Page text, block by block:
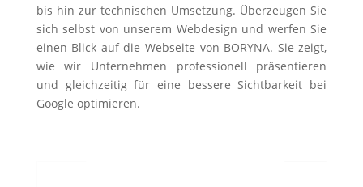
bis hin zur technischen Umsetzung. Überzeugen Sie
sich selbst von unserem Webdesign und werfen Sie
einen Blick auf die Webseite von BORYNA. Sie zeigt,
wie wir Unternehmen professionell präsentieren
und gleichzeitig für eine bessere Sichtbarkeit bei
Google optimieren.